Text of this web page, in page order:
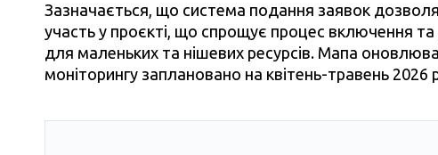
Зазначається, що система подання заявок
участь у проєкті, що спрощує процес включення
для маленьких та нішевих ресурсів. Мапа
моніторингу заплановано на квітень-травень 2026